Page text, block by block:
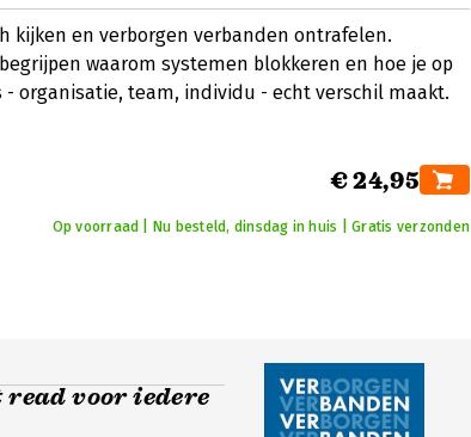
kijken en verborgen verbanden ontrafelen.
waarom systemen blokkeren en hoe je op
- organisatie, team, individu - echt verschil maakt.
€ 24,95
Op voorraad | Nu besteld, dinsdag in huis | Gratis verzonden
read voor iedere